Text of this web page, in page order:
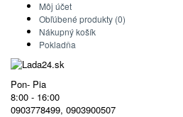
Môj účet
Obľúbené produkty (0)
Nákupný košík
Pokladňa
Pon- Pia
8:00 - 16:00
0903778499, 0903900507